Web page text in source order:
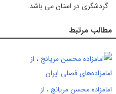
گردشگری در استان می باشد.
مطالب مرتبط
امامزاده محسن مریانج ، از